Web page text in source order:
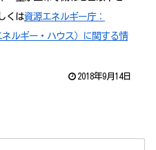
くは資源エネルギー庁：
ネルギー・ハウス）に関する情
2018年9月14日